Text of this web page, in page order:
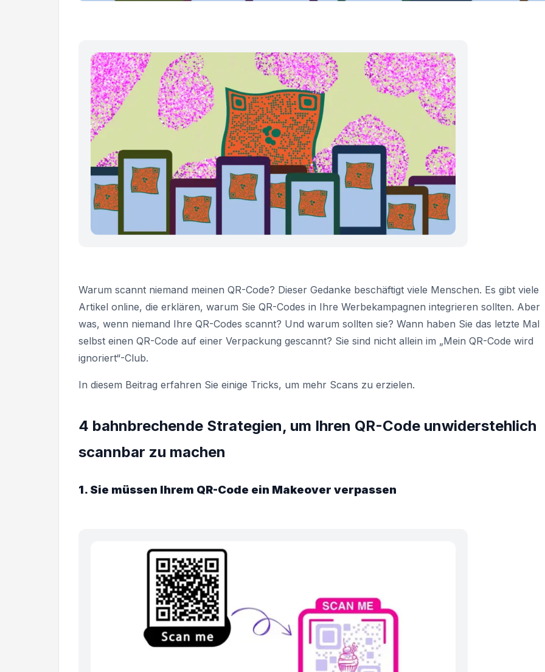
Warum scannt niemand meinen QR-Code? Dieser Gedanke beschäftigt viele Menschen. Es gibt viele
Artikel online, die erklären, warum Sie QR-Codes in Ihre Werbekampagnen integrieren sollten. Aber
was, wenn niemand Ihre QR-Codes scannt? Und warum sollten sie? Wann haben Sie das letzte Mal
selbst einen QR-Code auf einer Verpackung gescannt? Sie sind nicht allein im „Mein QR-Code wird
ignoriert“-Club.
In diesem Beitrag erfahren Sie einige Tricks, um mehr Scans zu erzielen.
4 bahnbrechende Strategien, um Ihren QR-Code unwiderstehlich
scannbar zu machen
1. Sie müssen Ihrem QR-Code ein Makeover verpassen